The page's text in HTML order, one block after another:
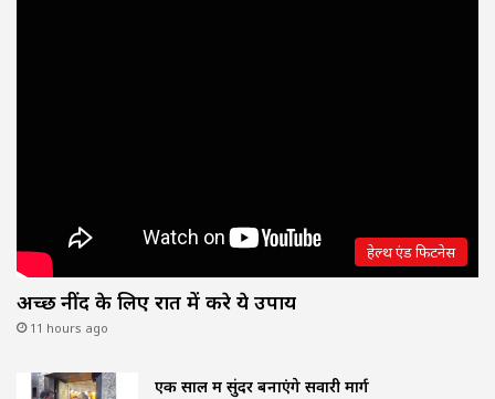
हेल्थ एंड फिटनेस
अच्छी नींद के लिए रात में करे ये उपाय
11 hours ago
एक साल में सुंदर बनाएंगे सवारी मार्ग